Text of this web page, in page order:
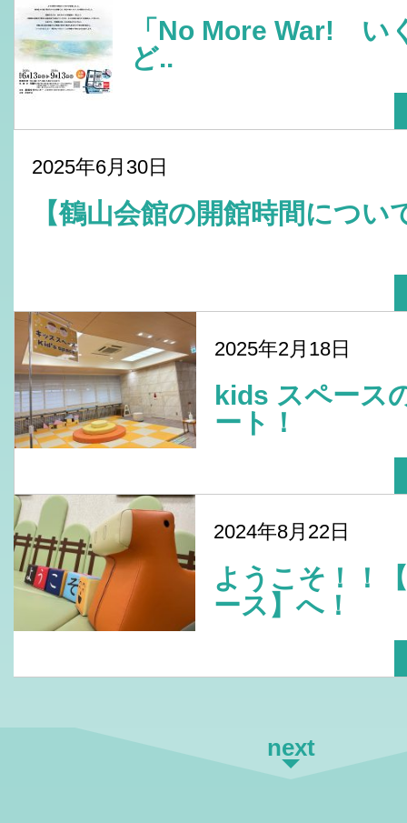
「No More War! い
ど..
2025年6月30日
【鶴山会館の開館時間につ
2025年2月18日
kids スペース
ート！
2024年8月22日
ようこそ！！
ース】へ！
next